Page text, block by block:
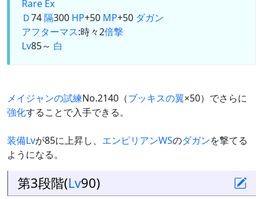
Rare Ex
Ｄ74隔300 HP+50 MP+50 ダガン
アフターマス:時々2倍撃
Lv85～ 白
メイジャンの試練No.2140（ブッキスの翼×50）でさらに
強化することで入手できる。
装備Lvが85に上昇し、 エンピリアンWSのダガンを撃てる
ようになる。
第3段階(Lv90)